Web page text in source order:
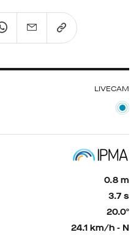
LIVECAM
0.8 m
3.7 s
20.0º
24.1 km/h - N